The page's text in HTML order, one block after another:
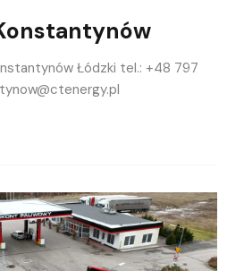
Łódzki tel.: +48 797